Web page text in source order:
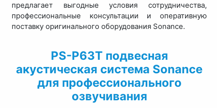
предлагает выгодные условия сотрудничества,
профессиональные консультации и оперативную
поставку оригинального оборудования Sonance.
PS-P63T подвесная
акустическая система Sonance
для профессионального
озвучивания